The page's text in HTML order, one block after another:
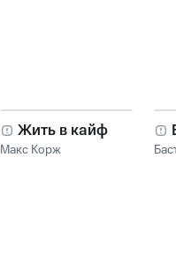
Жить в кайф
Макс Корж